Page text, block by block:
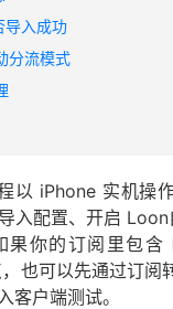
导入成功
分流模式
以 iPhone 实机操
入配置、开启
果你的订阅里包含
也可以先通过订阅
客户端测试。